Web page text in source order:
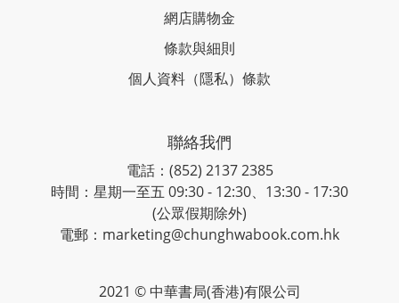
網店購物金
條款與細則
個人資料（隱私）條款
聯絡我們
電話：(852) 2137 2385
時間：星期一至五 09:30 - 12:30、13:30 - 17:30
(公眾假期除外)
電郵：marketing@chunghwabook.com.hk
2021 © 中華書局(香港)有限公司